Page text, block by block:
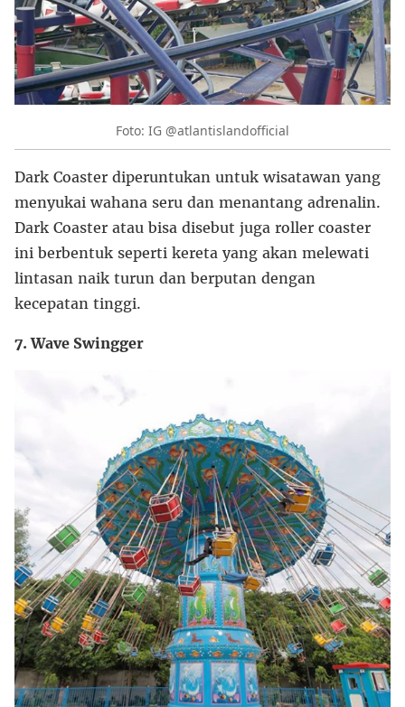
Foto: IG @atlantislandofficial
Dark Coaster diperuntukan untuk wisatawan yang
menyukai wahana seru dan menantang adrenalin.
Dark Coaster atau bisa disebut juga roller coaster
ini berbentuk seperti kereta yang akan melewati
lintasan naik turun dan berputan dengan
kecepatan tinggi.
7. Wave Swingger